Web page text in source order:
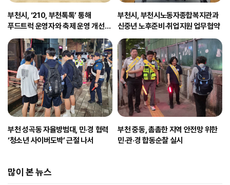
부천시, ‘210, 부천톡톡’ 통해
푸드트럭 운영자와 축제 운영 개선
논의
부천시, 부천시노동자종합복지관과
신중년 노후준비·취업지원 업무협약
부천 성곡동 자율방범대, 민·경 협력
‘청소년 사이버도박’ 근절 나서
부천 중동, 촘촘한 지역 안전망 위한
민·관·경 합동순찰 실시
많이 본 뉴스